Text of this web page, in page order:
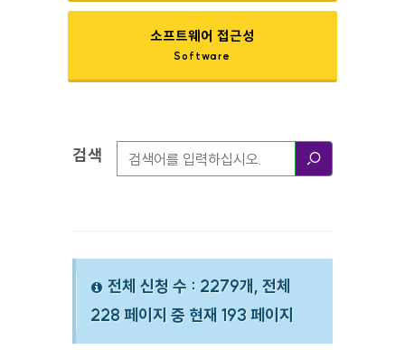
소프트웨어 접근성
Software
검색옵션
검색
전체 신청 수 : 2279개, 전체
228 페이지 중 현재 193 페이지